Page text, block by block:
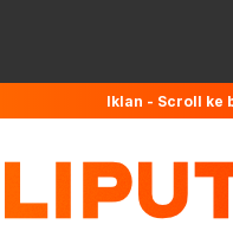
Iklan - Scroll ke